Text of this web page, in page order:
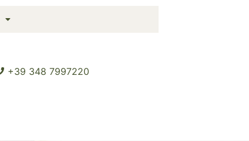
+39 348 7997220